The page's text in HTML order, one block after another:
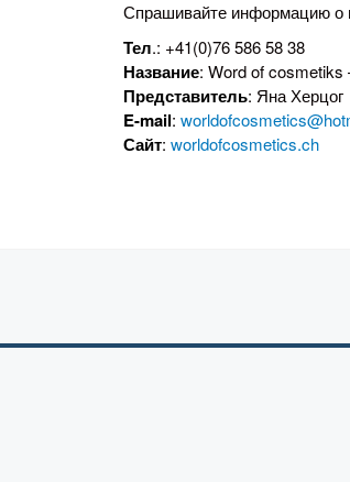
Спрашивайте информацию о
Тел.: +41(0)76 586 58 38
Название: Word of
Представитель: Яна Херцог
E-mail:
Сайт: worldofcosmetics.ch